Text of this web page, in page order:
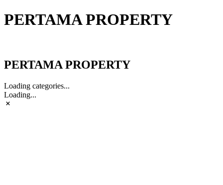
PERTAMA PROPERTY
PERTAMA PROPERTY
Loading categories...
Loading...